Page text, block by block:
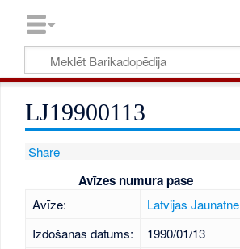
LJ19900113
Share
Avīzes numura pase
Avīze:
Latvijas Jaunatne
Izdošanas datums:
1990/01/13